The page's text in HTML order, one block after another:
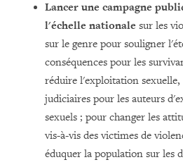
Lancer une campagne
l'échelle nationale sur les
sur le genre pour souligner
conséquences pour les
réduire l'exploitation sexuelle,
judiciaires pour les auteurs
sexuels ; pour changer les
vis-à-vis des victimes de
éduquer la population sur les